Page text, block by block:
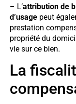
– L’attribution de
d’usage peut
prestation
propriété du
vie sur ce bien.
La